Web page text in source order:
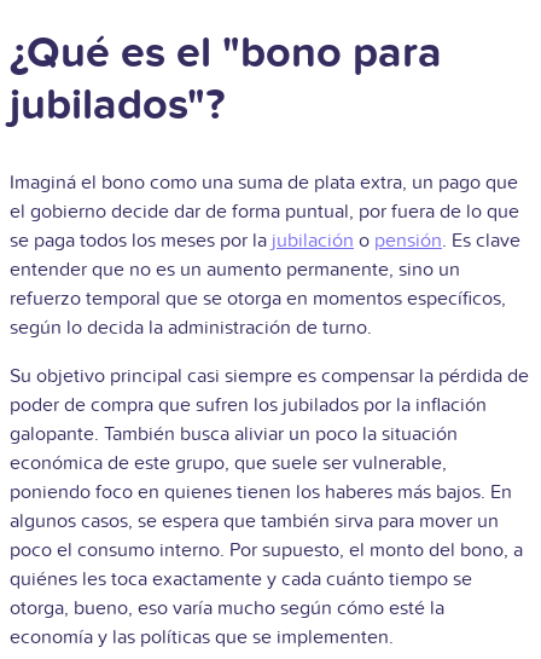
¿Qué es el "bono para
jubilados"?
Imaginá el bono como una suma de plata extra, un pago que
el gobierno decide dar de forma puntual, por fuera de lo que
se paga todos los meses por la jubilación o pensión. Es clave
entender que no es un aumento permanente, sino un
refuerzo temporal que se otorga en momentos específicos,
según lo decida la administración de turno.
Su objetivo principal casi siempre es compensar la pérdida de
poder de compra que sufren los jubilados por la inflación
galopante. También busca aliviar un poco la situación
económica de este grupo, que suele ser vulnerable,
poniendo foco en quienes tienen los haberes más bajos. En
algunos casos, se espera que también sirva para mover un
poco el consumo interno. Por supuesto, el monto del bono, a
quiénes les toca exactamente y cada cuánto tiempo se
otorga, bueno, eso varía mucho según cómo esté la
economía y las políticas que se implementen.